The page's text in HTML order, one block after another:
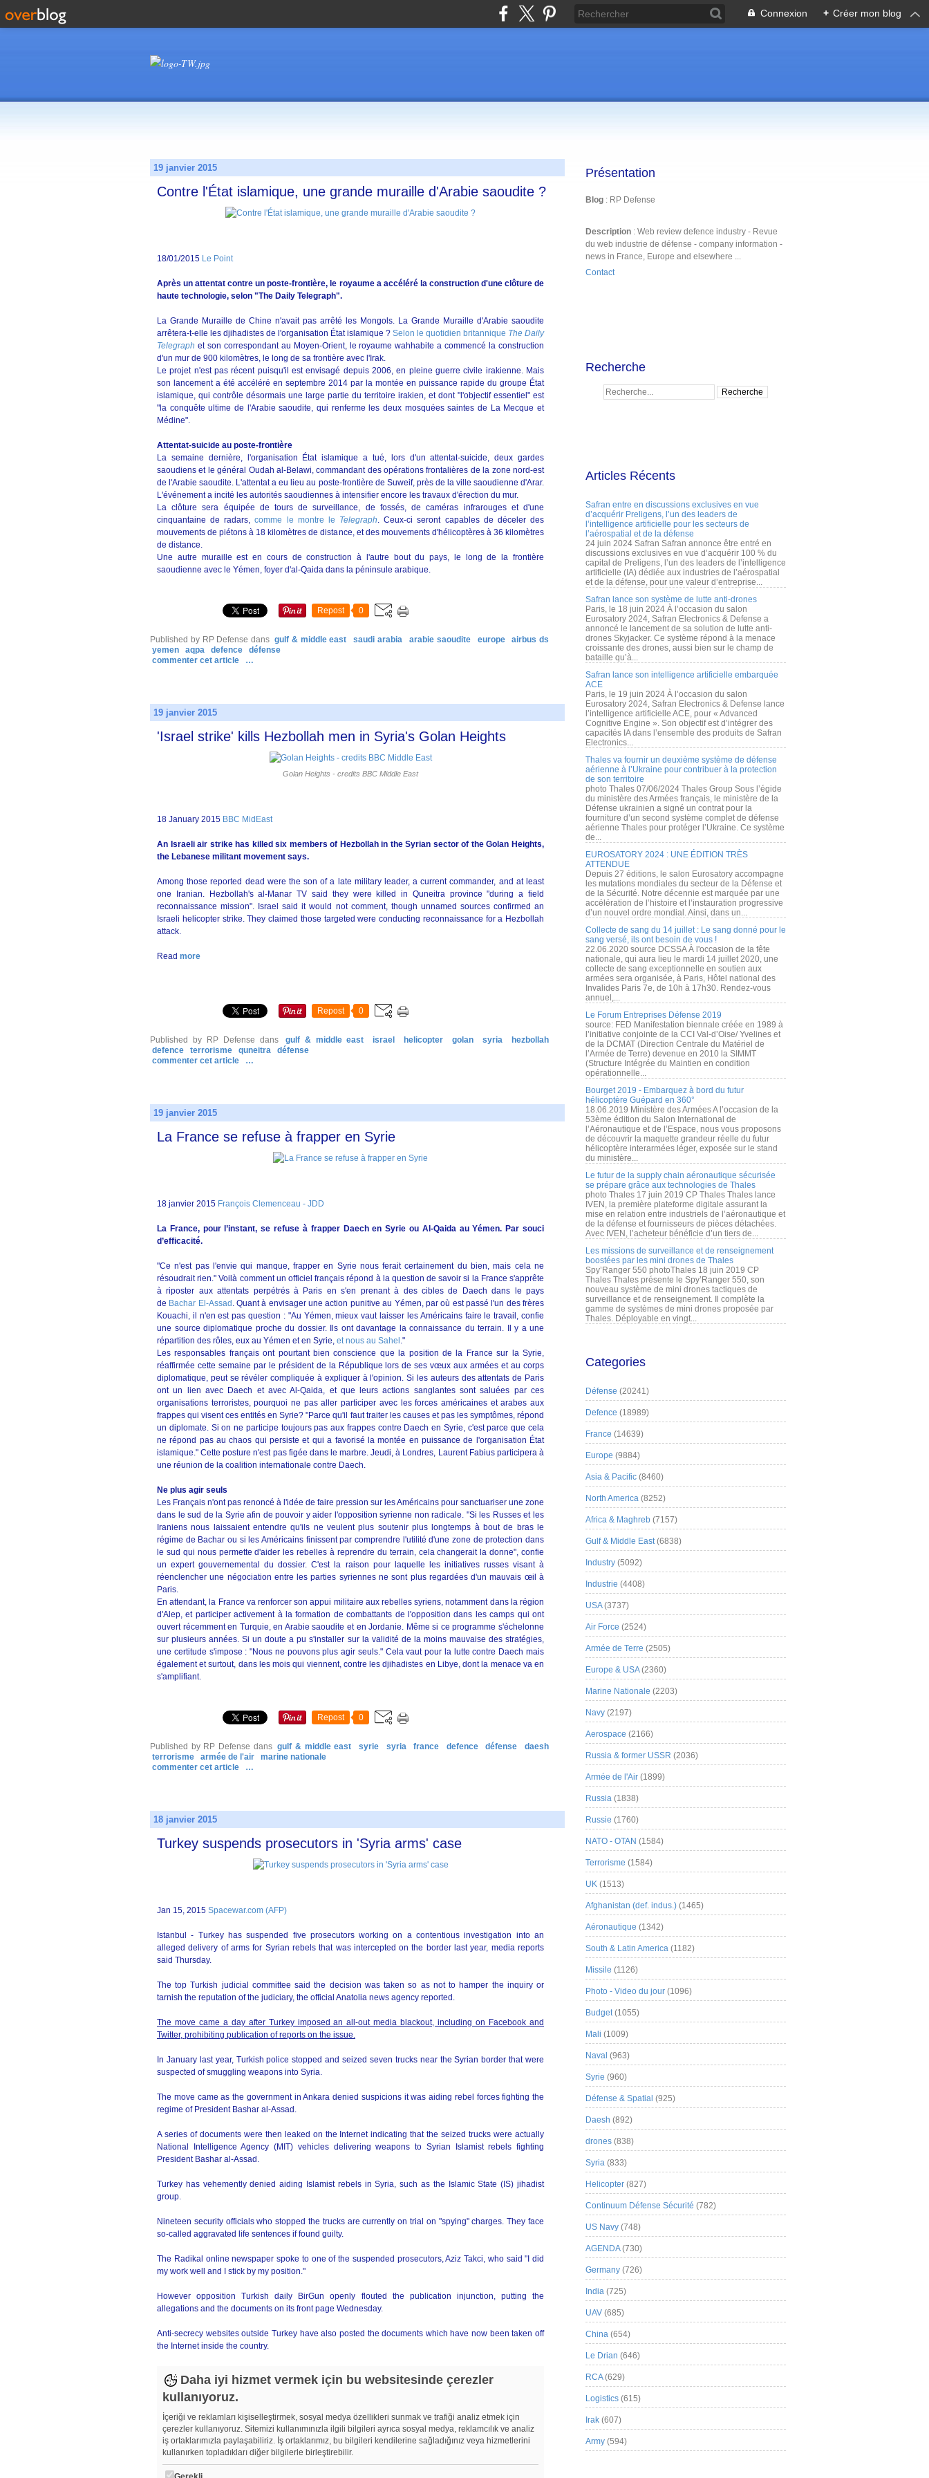
Connexion + Créer mon blog
19 janvier 2015
Contre l'État islamique, une grande muraille d'Arabie saoudite ?
18/01/2015 Le Point
Après un attentat contre un poste-frontière, le royaume a accéléré la construction d'une clôture de
haute technologie, selon "The Daily Telegraph".
La Grande Muraille de Chine n'avait pas arrêté les Mongols. La Grande Muraille d'Arabie saoudite
arrêtera-t-elle les djihadistes de l'organisation État islamique ? Selon le quotidien britannique The Daily
Telegraph et son correspondant au Moyen-Orient, le royaume wahhabite a commencé la construction
d'un mur de 900 kilomètres, le long de sa frontière avec l'Irak.
Le projet n'est pas récent puisqu'il est envisagé depuis 2006, en pleine guerre civile irakienne. Mais
son lancement a été accéléré en septembre 2014 par la montée en puissance rapide du groupe État
islamique, qui contrôle désormais une large partie du territoire irakien, et dont "l'objectif essentiel" est
"la conquête ultime de l'Arabie saoudite, qui renferme les deux mosquées saintes de La Mecque et
Médine".
Attentat-suicide au poste-frontière
La semaine dernière, l'organisation État islamique a tué, lors d'un attentat-suicide, deux gardes
saoudiens et le général Oudah al-Belawi, commandant des opérations frontalières de la zone nord-est
de l'Arabie saoudite. L'attentat a eu lieu au poste-frontière de Suweif, près de la ville saoudienne d'Arar.
L'événement a incité les autorités saoudiennes à intensifier encore les travaux d'érection du mur.
La clôture sera équipée de tours de surveillance, de fossés, de caméras infrarouges et d'une
cinquantaine de radars, comme le montre le Telegraph. Ceux-ci seront capables de déceler des
mouvements de piétons à 18 kilomètres de distance, et des mouvements d'hélicoptères à 36 kilomètres
de distance.
Une autre muraille est en cours de construction à l'autre bout du pays, le long de la frontière
saoudienne avec le Yémen, foyer d'al-Qaida dans la péninsule arabique.
Repost 0
Published by RP Defense dans gulf & middle east saudi arabia arabie saoudite europe
airbus ds
yemen
aqpa defence
défense
commenter cet article
…
19 janvier 2015
'Israel strike' kills Hezbollah men in Syria's Golan Heights
Golan Heights - credits BBC Middle East
18 January 2015 BBC MidEast
An Israeli air strike has killed six members of Hezbollah in the Syrian sector of the Golan Heights,
the Lebanese militant movement says.
Among those reported dead were the son of a late military leader, a current commander, and at least
one Iranian. Hezbollah's al-Manar TV said they were killed in Quneitra province "during a field
reconnaissance mission". Israel said it would not comment, though unnamed sources confirmed an
Israeli helicopter strike. They claimed those targeted were conducting reconnaissance for a Hezbollah
attack.
Read more
Repost 0
Published by RP Defense dans gulf & middle east israel helicopter golan syria
hezbollah
defence
terrorisme quneitra
défense
commenter cet article
…
19 janvier 2015
La France se refuse à frapper en Syrie
18 janvier 2015 François Clemenceau - JDD
La France, pour l’instant, se refuse à frapper Daech en Syrie ou Al-Qaida au Yémen. Par souci
d’efficacité.
"Ce n'est pas l'envie qui manque, frapper en Syrie nous ferait certainement du bien, mais cela ne
résoudrait rien." Voilà comment un officiel français répond à la question de savoir si la France s'apprête
à riposter aux attentats perpétrés à Paris en s'en prenant à des cibles de Daech dans le pays
de Bachar El-Assad . Quant à envisager une action punitive au Yémen, par où est passé l'un des frères
Kouachi, il n'en est pas question : "Au Yémen, mieux vaut laisser les Américains faire le travail, confie
une source diplomatique proche du dossier. Ils ont davantage la connaissance du terrain. Il y a une
répartition des rôles, eux au Yémen et en Syrie, et nous au Sahel ."
Les responsables français ont pourtant bien conscience que la position de la France sur la Syrie,
réaffirmée cette semaine par le président de la République lors de ses vœux aux armées et au corps
diplomatique, peut se révéler compliquée à expliquer à l'opinion. Si les auteurs des attentats de Paris
ont un lien avec Daech et avec Al-Qaida, et que leurs actions sanglantes sont saluées par ces
organisations terroristes, pourquoi ne pas aller participer avec les forces américaines et arabes aux
frappes qui visent ces entités en Syrie? "Parce qu'il faut traiter les causes et pas les symptômes, répond
un diplomate. Si on ne participe toujours pas aux frappes contre Daech en Syrie, c'est parce que cela
ne répond pas au chaos qui persiste et qui a favorisé la montée en puissance de l'organisation État
islamique." Cette posture n'est pas figée dans le marbre. Jeudi, à Londres, Laurent Fabius participera à
une réunion de la coalition internationale contre Daech.
Ne plus agir seuls
Les Français n'ont pas renoncé à l'idée de faire pression sur les Américains pour sanctuariser une zone
dans le sud de la Syrie afin de pouvoir y aider l'opposition syrienne non radicale. "Si les Russes et les
Iraniens nous laissaient entendre qu'ils ne veulent plus soutenir plus longtemps à bout de bras le
régime de Bachar ou si les Américains finissent par comprendre l'utilité d'une zone de protection dans
le sud qui nous permette d'aider les rebelles à reprendre du terrain, cela changerait la donne", confie
un expert gouvernemental du dossier. C'est la raison pour laquelle les initiatives russes visant à
réenclencher une négociation entre les parties syriennes ne sont plus regardées d'un mauvais œil à
Paris.
En attendant, la France va renforcer son appui militaire aux rebelles syriens, notamment dans la région
d'Alep, et participer activement à la formation de combattants de l'opposition dans les camps qui ont
ouvert récemment en Turquie, en Arabie saoudite et en Jordanie. Même si ce programme s'échelonne
sur plusieurs années. Si un doute a pu s'installer sur la validité de la moins mauvaise des stratégies,
une certitude s'impose : "Nous ne pouvons plus agir seuls." Cela vaut pour la lutte contre Daech mais
également et surtout, dans les mois qui viennent, contre les djihadistes en Libye, dont la menace va en
s'amplifiant.
Repost 0
Published by RP Defense dans gulf & middle east syrie syria france defence défense
daesh
terrorisme
armée de l'air
marine nationale
commenter cet article
…
18 janvier 2015
Turkey suspends prosecutors in 'Syria arms' case
Jan 15, 2015 Spacewar.com (AFP)
Istanbul - Turkey has suspended five prosecutors working on a contentious investigation into an
alleged delivery of arms for Syrian rebels that was intercepted on the border last year, media reports
said Thursday.
The top Turkish judicial committee said the decision was taken so as not to hamper the inquiry or
tarnish the reputation of the judiciary, the official Anatolia news agency reported.
The move came a day after Turkey imposed an all-out media blackout, including on Facebook and
Twitter, prohibiting publication of reports on the issue.
In January last year, Turkish police stopped and seized seven trucks near the Syrian border that were
suspected of smuggling weapons into Syria.
The move came as the government in Ankara denied suspicions it was aiding rebel forces fighting the
regime of President Bashar al-Assad.
A series of documents were then leaked on the Internet indicating that the seized trucks were actually
National Intelligence Agency (MIT) vehicles delivering weapons to Syrian Islamist rebels fighting
President Bashar al-Assad.
Turkey has vehemently denied aiding Islamist rebels in Syria, such as the Islamic State (IS) jihadist
group.
Nineteen security officials who stopped the trucks are currently on trial on "spying" charges. They face
so-called aggravated life sentences if found guilty.
The Radikal online newspaper spoke to one of the suspended prosecutors, Aziz Takci, who said "I did
my work well and I stick by my position."
However opposition Turkish daily BirGun openly flouted the publication injunction, putting the
allegations and the documents on its front page Wednesday.
Anti-secrecy websites outside Turkey have also posted the documents which have now been taken off
the Internet inside the country.
Présentation
Blog : RP Defense
Description : Web review defence industry - Revue
du web industrie de défense - company information -
news in France, Europe and elsewhere ...
Contact
Recherche
Articles Récents
Safran entre en discussions exclusives en vue
d’acquérir Preligens, l’un des leaders de
l’intelligence artificielle pour les secteurs de
l’aérospatial et de la défense
24 juin 2024 Safran Safran annonce être entré en
discussions exclusives en vue d’acquérir 100 % du
capital de Preligens, l’un des leaders de l’intelligence
artificielle (IA) dédiée aux industries de l’aérospatial
et de la défense, pour une valeur d’entreprise...
Safran lance son système de lutte anti-drones
Paris, le 18 juin 2024 À l’occasion du salon
Eurosatory 2024, Safran Electronics & Defense a
annoncé le lancement de sa solution de lutte anti-
drones Skyjacker. Ce système répond à la menace
croissante des drones, aussi bien sur le champ de
bataille qu’à...
Safran lance son intelligence artificielle embarquée
ACE
Paris, le 19 juin 2024 À l’occasion du salon
Eurosatory 2024, Safran Electronics & Defense lance
l’intelligence artificielle ACE, pour « Advanced
Cognitive Engine ». Son objectif est d’intégrer des
capacités IA dans l’ensemble des produits de Safran
Electronics...
Thales va fournir un deuxième système de défense
aérienne à l’Ukraine pour contribuer à la protection
de son territoire
photo Thales 07/06/2024 Thales Group Sous l’égide
du ministère des Armées français, le ministère de la
Défense ukrainien a signé un contrat pour la
fourniture d’un second système complet de défense
aérienne Thales pour protéger l’Ukraine. Ce système
de...
EUROSATORY 2024 : UNE ÉDITION TRÈS
ATTENDUE
Depuis 27 éditions, le salon Eurosatory accompagne
les mutations mondiales du secteur de la Défense et
de la Sécurité. Notre décennie est marquée par une
accélération de l’histoire et l’instauration progressive
d’un nouvel ordre mondial. Ainsi, dans un...
Collecte de sang du 14 juillet : Le sang donné pour le
sang versé, ils ont besoin de vous !
22.06.2020 source DCSSA À l'occasion de la fête
nationale, qui aura lieu le mardi 14 juillet 2020, une
collecte de sang exceptionnelle en soutien aux
armées sera organisée, à Paris, Hôtel national des
Invalides Paris 7e, de 10h à 17h30. Rendez-vous
annuel,...
Le Forum Entreprises Défense 2019
source: FED Manifestation biennale créée en 1989 à
l’initiative conjointe de la CCI Val-d’Oise/ Yvelines et
de la DCMAT (Direction Centrale du Matériel de
l’Armée de Terre) devenue en 2010 la SIMMT
(Structure Intégrée du Maintien en condition
opérationnelle...
Bourget 2019 - Embarquez à bord du futur
hélicoptère Guépard en 360°
18.06.2019 Ministère des Armées A l’occasion de la
53ème édition du Salon International de
l’Aéronautique et de l’Espace, nous vous proposons
de découvrir la maquette grandeur réelle du futur
hélicoptère interarmées léger, exposée sur le stand
du ministère...
Le futur de la supply chain aéronautique sécurisée
se prépare grâce aux technologies de Thales
photo Thales 17 juin 2019 CP Thales Thales lance
IVEN, la première plateforme digitale assurant la
mise en relation entre industriels de l’aéronautique et
de la défense et fournisseurs de pièces détachées.
Avec IVEN, l’acheteur bénéficie d’un tiers de...
Les missions de surveillance et de renseignement
boostées par les mini drones de Thales
Spy’Ranger 550 photoThales 18 juin 2019 CP
Thales Thales présente le Spy’Ranger 550, son
nouveau système de mini drones tactiques de
surveillance et de renseignement. Il complète la
gamme de systèmes de mini drones proposée par
Thales. Déployable en vingt...
Categories
Défense (20241)
Defence (18989)
France (14639)
Europe (9884)
Asia & Pacific (8460)
North America (8252)
Africa & Maghreb (7157)
Gulf & Middle East(6838)
Industry (5092)
Industrie (4408)
USA(3737)
Air Force (2524)
Armée de Terre (2505)
Europe & USA(2360)
Marine Nationale (2203)
Navy (2197)
Aerospace (2166)
Russia & former USSR (2036)
Armée de l'Air (1899)
Russia (1838)
Russie (1760)
NATO - OTAN (1584)
Terrorisme (1584)
UK (1513)
Afghanistan (def. indus.) (1465)
Aéronautique (1342)
South & Latin America (1182)
Missile (1126)
Photo - Video du jour (1096)
Budget(1055)
Mali (1009)
Naval (963)
Syrie (960)
Défense & Spatial (925)
Daesh (892)
drones (838)
Syria (833)
Helicopter (827)
Continuum Défense Sécurité (782)
US Navy (748)
AGENDA(730)
Germany (726)
India (725)
UAV (685)
China (654)
Le Drian (646)
RCA(629)
Logistics (615)
Irak (607)
Army (594)